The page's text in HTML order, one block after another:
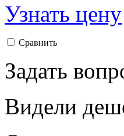
Узнать цену
Сравнить
Задать
Видели